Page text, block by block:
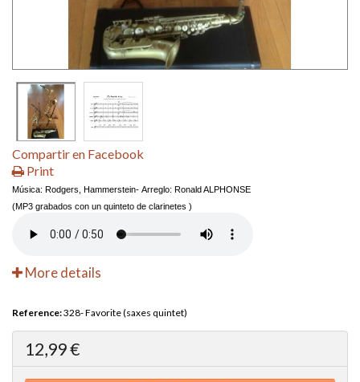
Compartir en Facebook
Print
Música: Rodgers, Hammerstein- Arreglo: Ronald ALPHONSE
(MP3 grabados con un quinteto de clarinetes )
More details
Reference:328- Favorite (saxes quintet)
12,99 €